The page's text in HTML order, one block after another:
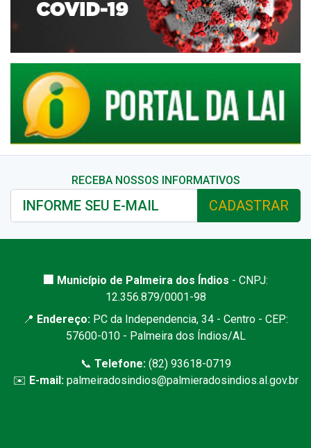
RECEBA NOSSOS INFORMATIVOS
CADASTRAR
🏢 Município de Palmeira dos Índios - CNPJ:
12.356.879/0001-98
📍 Endereço: PC da Independencia, 34 - Centro - CEP:
57600-010 - Palmeira dos Índios/AL
📞 Telefone:(82) 93618-0719
✉️ E-mail: palmeiradosindios@palmieradosindios.al.gov.br